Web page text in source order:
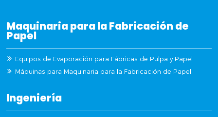
Maquinaria para la Fabricación de
Papel
Equipos de Evaporación para Fábricas de Pulpa y Papel
Máquinas para Maquinaria para la Fabricación de Papel
Ingeniería